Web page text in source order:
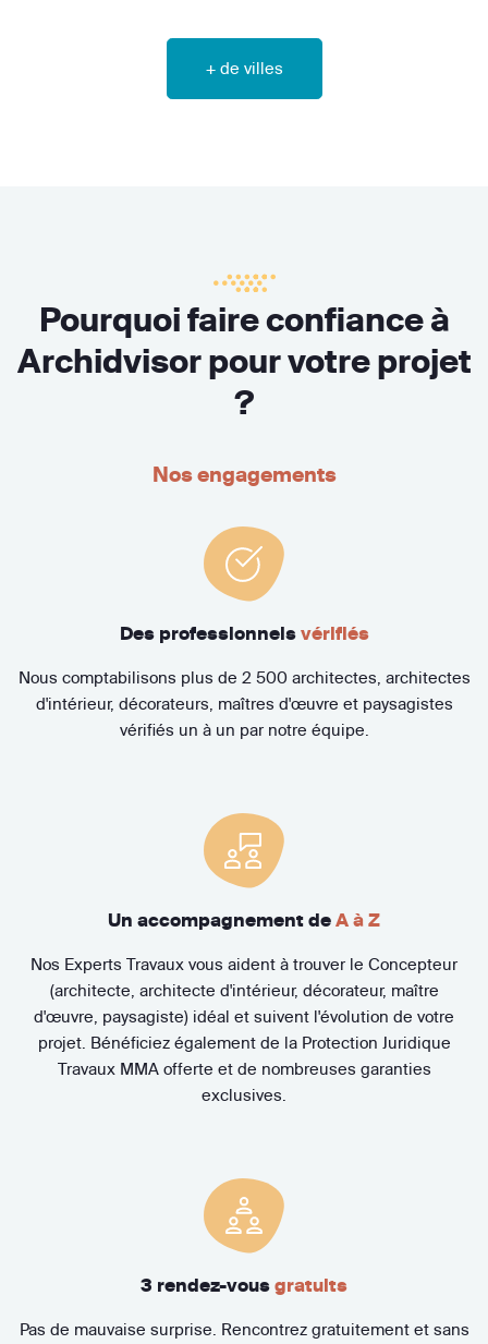
+ de villes
Pourquoi faire confiance à
Archidvisor pour votre projet
?
Nos engagements
Des professionnels vérifiés
Nous comptabilisons plus de 2 500 architectes, architectes
d'intérieur, décorateurs, maîtres d'œuvre et paysagistes
vérifiés un à un par notre équipe.
Un accompagnement de A à Z
Nos Experts Travaux vous aident à trouver le Concepteur
(architecte, architecte d'intérieur, décorateur, maître
d'œuvre, paysagiste) idéal et suivent l'évolution de votre
projet. Bénéficiez également de la Protection Juridique
Travaux MMA offerte et de nombreuses garanties
exclusives.
3 rendez-vous gratuits
Pas de mauvaise surprise. Rencontrez gratuitement et sans